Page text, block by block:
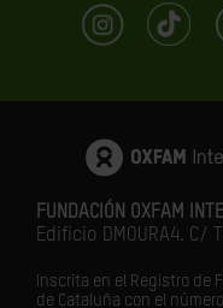
FUNDACIÓN OXFAM
Edificio DMOURA4. C/
Inscrita en el Registro de
de Cataluña con el